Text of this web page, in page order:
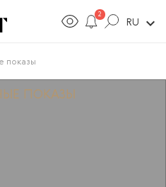
2
RU expand_more
показы
ПОКАЗЫ